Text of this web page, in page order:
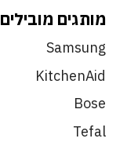
מותגים מובילים
Samsung
KitchenAid
Bose
Tefal